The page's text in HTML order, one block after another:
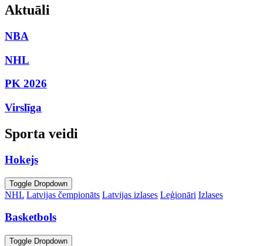
Aktuāli
NBA
NHL
PK 2026
Virslīga
Sporta veidi
Hokejs
Toggle Dropdown
NHL Latvijas čempionāts Latvijas izlases Leģionāri Izlases
Basketbols
Toggle Dropdown